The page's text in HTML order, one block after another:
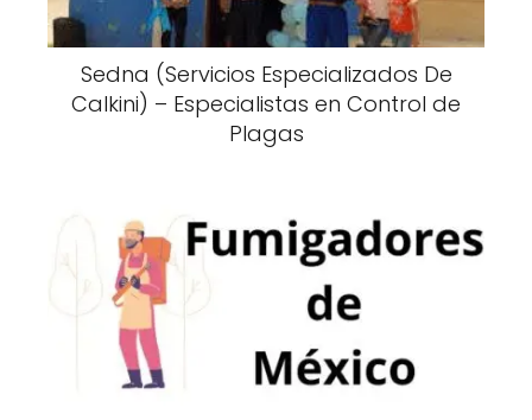
Sedna (Servicios Especializados De
Calkini) – Especialistas en Control de
Plagas